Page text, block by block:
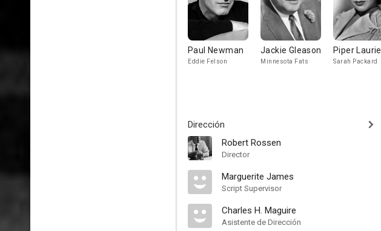
Paul Newman
Eddie Felson
Jackie Gleason
Minnesota Fats
Piper Laurie
Sarah Packard
Dirección
Robert Rossen
Director
Marguerite James
Script Supervisor
Charles H. Maguire
Asistente de Dirección